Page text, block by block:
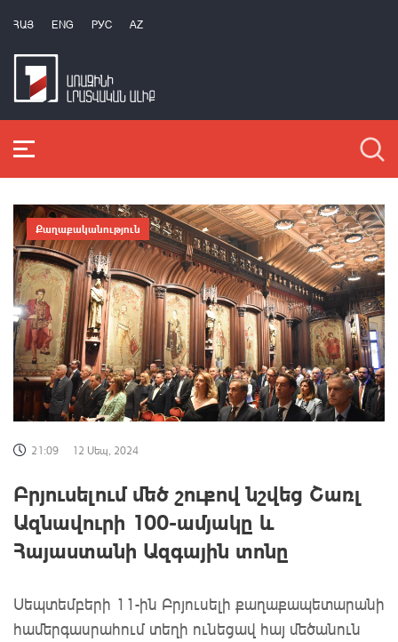
ՀԱՅ ENG РУС AZ
Քաղաքականություն
21:09 12 Սեպ, 2024
Բրյուսելում մեծ շուքով նշվեց Շառլ
Ազնավուրի 100-ամյակը և
Հայաստանի Ազգային տոնը
Սեպտեմբերի 11-ին Բրյուսելի քաղաքապետարանի
համերգասրահում տեղի ունեցավ հայ մեծանուն